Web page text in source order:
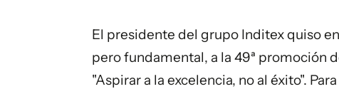
El presidente del grupo Inditex quiso
pero fundamental, a la 49ª promoción
"Aspirar a la excelencia, no al éxito".